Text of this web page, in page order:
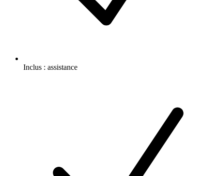
Inclus : assistance